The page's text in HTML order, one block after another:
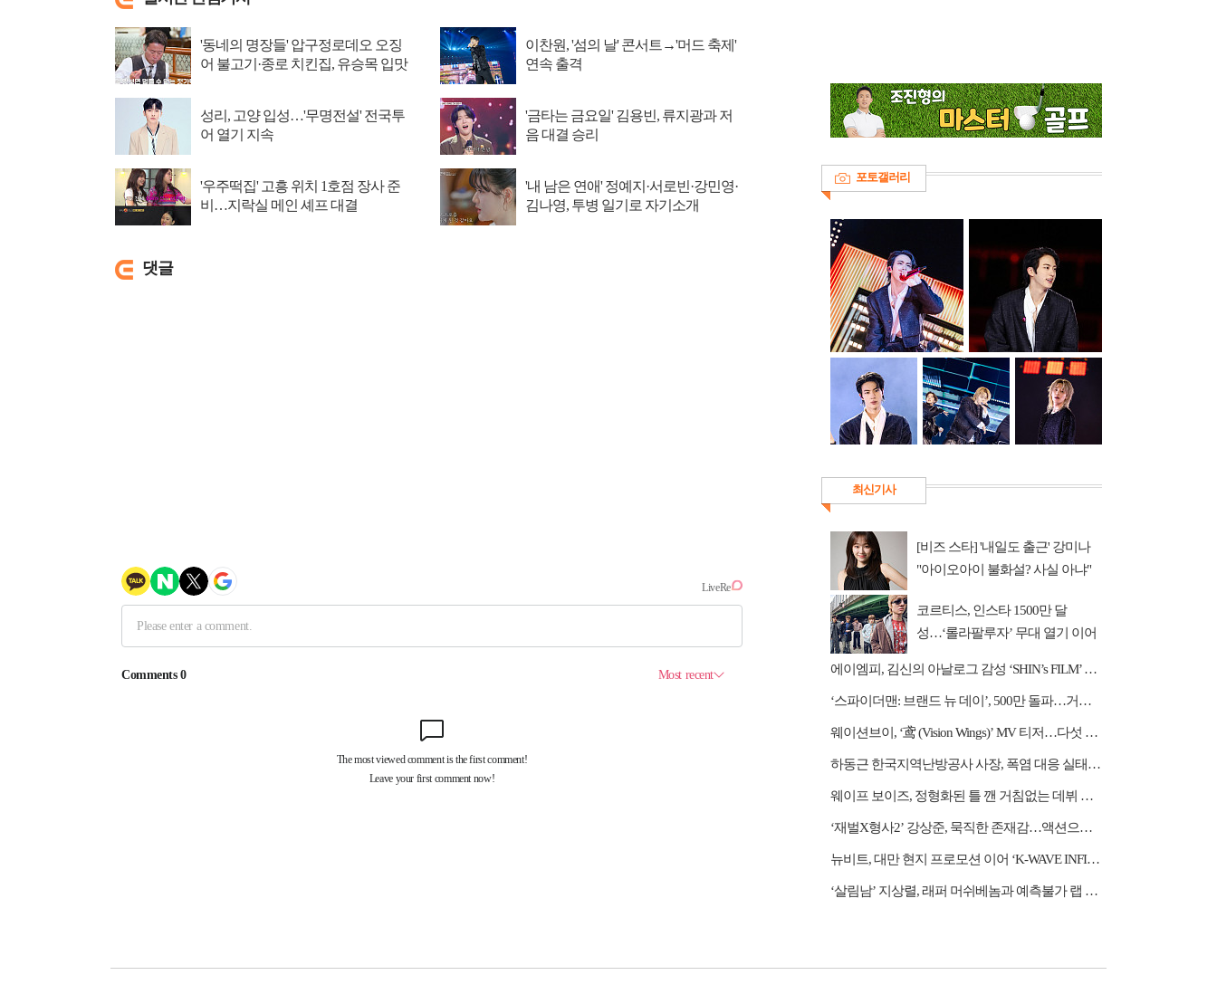
'동네의 명장들' 압구정로데오 오징
어 불고기·종로 치킨집, 유승목 입맛
이찬원, '섬의 날' 콘서트→'머드 축제'
연속 출격
성리, 고양 입성…'무명전설' 전국투
어 열기 지속
'금타는 금요일' 김용빈, 류지광과 저
음 대결 승리
'우주떡집' 고흥 위치 1호점 장사 준
비…지락실 메인 셰프 대결
'내 남은 연애' 정예지·서로빈·강민영·
김나영, 투병 일기로 자기소개
댓글
포토갤러리
최신기사
[비즈 스타] '내일도 출근' 강미나
"아이오아이 불화설? 사실 아냐"
코르티스, 인스타 1500만 달
성…‘롤라팔루자’ 무대 열기 이어
에이엠피, 김신의 아날로그 감성 ‘SHIN’s FILM’ 공개
‘스파이더맨: 브랜드 뉴 데이’, 500만 돌파…거침없는 흥행 질주
웨이션브이, ‘鸢 (Vision Wings)’ MV 티저…다섯 전사들의 강렬한 비상
하동근 한국지역난방공사 사장, 폭염 대응 실태 점검 "안전관리에 최선을 다할 것"
웨이프 보이즈, 정형화된 틀 깬 거침없는 데뷔 행보
‘재벌X형사2’ 강상준, 묵직한 존재감…액션으로 강렬 포문
뉴비트, 대만 현지 프로모션 이어 ‘K-WAVE INFINITY’ 무대 오른다
‘살림남’ 지상렬, 래퍼 머쉬베놈과 예측불가 랩 수업